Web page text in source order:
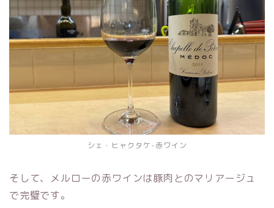
シェ・ヒャクタケ-赤ワイン
そして、メルローの赤ワインは豚肉とのマリアージュ
で完璧です。